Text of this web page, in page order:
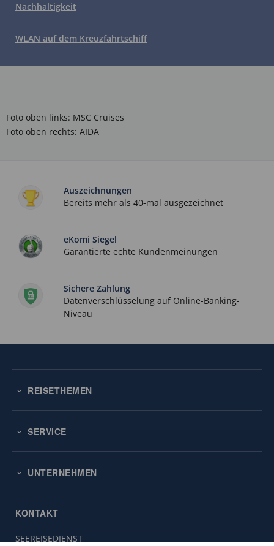
Nachhaltigkeit
WLAN auf dem Kreuzfahrtschiff
Foto oben links: MSC Cruises
Foto oben rechts: AIDA
Auszeichnungen
Bereits mehr als 40-mal ausgezeichnet
eKomi Siegel
Garantierte echte Kundenmeinungen
Sichere Zahlung
Datenverschlüsselung auf Online-Banking-
Niveau
REISETHEMEN
SERVICE
UNTERNEHMEN
KONTAKT
SEEREISEDIENST
Diese